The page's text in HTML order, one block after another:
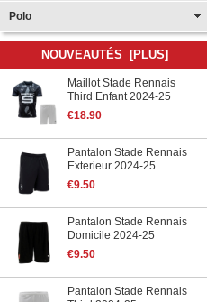
Polo
NOUVEAUTÉS [PLUS]
Maillot Stade Rennais
Third Enfant 2024-25
€18.90
Pantalon Stade Rennais
Exterieur 2024-25
€9.50
Pantalon Stade Rennais
Domicile 2024-25
€9.50
Pantalon Stade Rennais